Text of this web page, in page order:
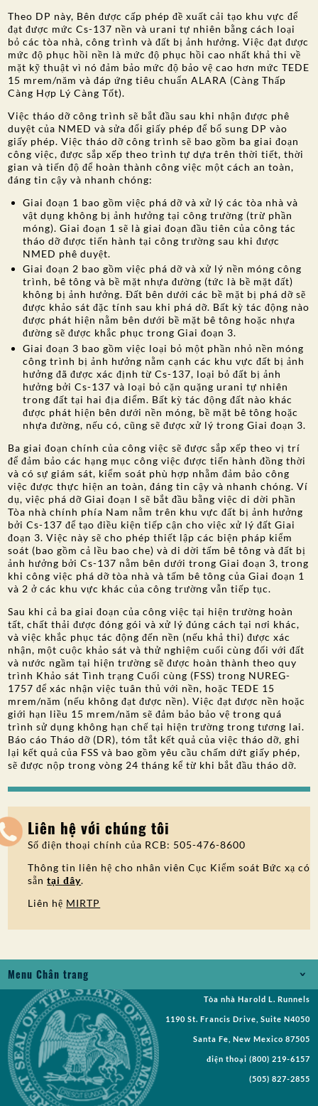
Theo DP này, Bên được cấp phép đề xuất cải tạo khu vực để
đạt được mức Cs-137 nền và urani tự nhiên bằng cách loại
bỏ các tòa nhà, công trình và đất bị ảnh hưởng. Việc đạt được
mức độ phục hồi nền là mức độ phục hồi cao nhất khả thi về
mặt kỹ thuật vì nó đảm bảo mức độ bảo vệ cao hơn mức TEDE
15 mrem/năm và đáp ứng tiêu chuẩn ALARA (Càng Thấp
Càng Hợp Lý Càng Tốt).
Việc tháo dỡ công trình sẽ bắt đầu sau khi nhận được phê
duyệt của NMED và sửa đổi giấy phép để bổ sung DP vào
giấy phép. Việc tháo dỡ công trình sẽ bao gồm ba giai đoạn
công việc, được sắp xếp theo trình tự dựa trên thời tiết, thời
gian và tiến độ để hoàn thành công việc một cách an toàn,
đáng tin cậy và nhanh chóng:
Giai đoạn 1 bao gồm việc phá dỡ và xử lý các tòa nhà và
vật dụng không bị ảnh hưởng tại công trường (trừ phần
móng). Giai đoạn 1 sẽ là giai đoạn đầu tiên của công tác
tháo dỡ được tiến hành tại công trường sau khi được
NMED phê duyệt.
Giai đoạn 2 bao gồm việc phá dỡ và xử lý nền móng công
trình, bê tông và bề mặt nhựa đường (tức là bề mặt đất)
không bị ảnh hưởng. Đất bên dưới các bề mặt bị phá dỡ sẽ
được khảo sát đặc tính sau khi phá dỡ. Bất kỳ tác động nào
được phát hiện nằm bên dưới bề mặt bê tông hoặc nhựa
đường sẽ được khắc phục trong Giai đoạn 3.
Giai đoạn 3 bao gồm việc loại bỏ một phần nhỏ nền móng
công trình bị ảnh hưởng nằm cạnh các khu vực đất bị ảnh
hưởng đã được xác định từ Cs-137, loại bỏ đất bị ảnh
hưởng bởi Cs-137 và loại bỏ cặn quặng urani tự nhiên
trong đất tại hai địa điểm. Bất kỳ tác động đất nào khác
được phát hiện bên dưới nền móng, bề mặt bê tông hoặc
nhựa đường, nếu có, cũng sẽ được xử lý trong Giai đoạn 3.
Ba giai đoạn chính của công việc sẽ được sắp xếp theo vị trí
để đảm bảo các hạng mục công việc được tiến hành đồng thời
và có sự giám sát, kiểm soát phù hợp nhằm đảm bảo công
việc được thực hiện an toàn, đáng tin cậy và nhanh chóng. Ví
dụ, việc phá dỡ Giai đoạn I sẽ bắt đầu bằng việc di dời phần
Tòa nhà chính phía Nam nằm trên khu vực đất bị ảnh hưởng
bởi Cs-137 để tạo điều kiện tiếp cận cho việc xử lý đất Giai
đoạn 3. Việc này sẽ cho phép thiết lập các biện pháp kiểm
soát (bao gồm cả lều bao che) và di dời tấm bê tông và đất bị
ảnh hưởng bởi Cs-137 nằm bên dưới trong Giai đoạn 3, trong
khi công việc phá dỡ tòa nhà và tấm bê tông của Giai đoạn 1
và 2 ở các khu vực khác của công trường vẫn tiếp tục.
Sau khi cả ba giai đoạn của công việc tại hiện trường hoàn
tất, chất thải được đóng gói và xử lý đúng cách tại nơi khác,
và việc khắc phục tác động đến nền (nếu khả thi) được xác
nhận, một cuộc khảo sát và thử nghiệm cuối cùng đối với đất
và nước ngầm tại hiện trường sẽ được hoàn thành theo quy
trình Khảo sát Tình trạng Cuối cùng (FSS) trong NUREG-
1757 để xác nhận việc tuân thủ với nền, hoặc TEDE 15
mrem/năm (nếu không đạt được nền). Việc đạt được nền hoặc
giới hạn liều 15 mrem/năm sẽ đảm bảo bảo vệ trong quá
trình sử dụng không hạn chế tại hiện trường trong tương lai.
Báo cáo Tháo dỡ (DR), tóm tắt kết quả của việc tháo dỡ, ghi
lại kết quả của FSS và bao gồm yêu cầu chấm dứt giấy phép,
sẽ được nộp trong vòng 24 tháng kể từ khi bắt đầu tháo dỡ.
Liên hệ với chúng tôi
Số điện thoại chính của RCB: 505-476-8600
Thông tin liên hệ cho nhân viên Cục Kiểm soát Bức xạ có
sẵntại đây.
Liên hệ MIRTP
Menu Chân trang
Jobs
Yêu cầu Bản ghi
Yêu cầu đề xuất
Yêu cầu Cuộc họp
Tòa nhà Harold L. Runnels
1190 St. Francis Drive, Suite N4050
Santa Fe, New Mexico 87505
điện thoại (800) 219-6157
(505) 827-2855